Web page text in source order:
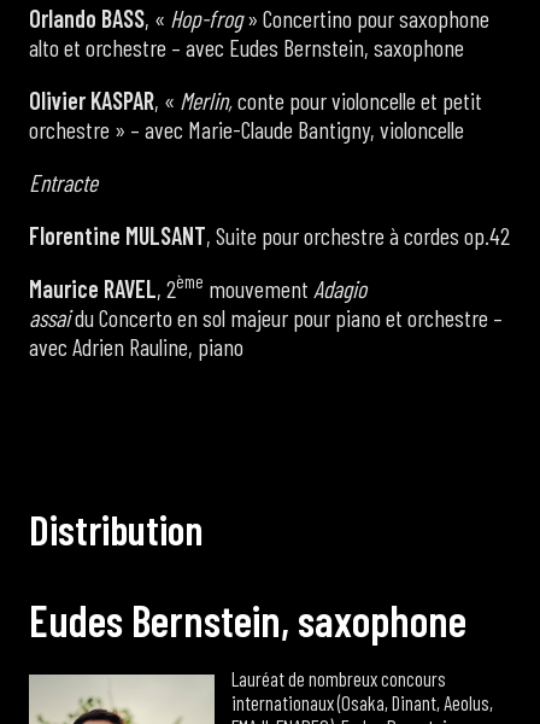
Orlando BASS, « Hop-frog» Concertino pour saxophone
alto et orchestre – avec Eudes Bernstein, saxophone
Olivier KASPAR, « Merlin,conte pour violoncelle et petit
orchestre » – avec Marie-Claude Bantigny, violoncelle
Entracte
Florentine MULSANT, Suite pour orchestre à cordes op.42
Maurice RAVEL, 2ème mouvement Adagio
assaidu Concerto en sol majeur pour piano et orchestre –
avec Adrien Rauline, piano
Distribution
Eudes Bernstein, saxophone
Lauréat de nombreux concours
internationaux (Osaka, Dinant, Aeolus,